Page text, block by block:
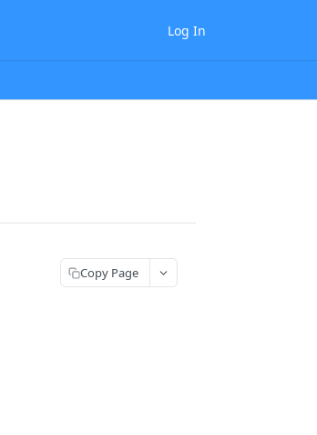
Log In
Copy Page